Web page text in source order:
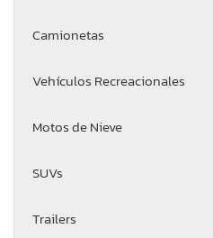
Camionetas
Vehículos Recreacionales
Motos de Nieve
SUVs
Trailers